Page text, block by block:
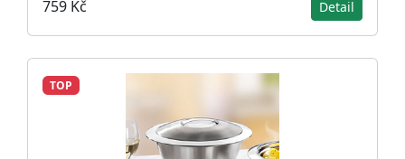
759 Kč Detail
TOP